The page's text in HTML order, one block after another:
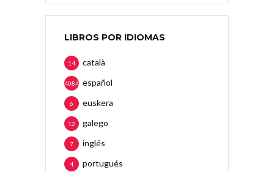
LIBROS POR IDIOMAS
català
14
español
4084
euskera
6
galego
12
inglés
7
portugués
4